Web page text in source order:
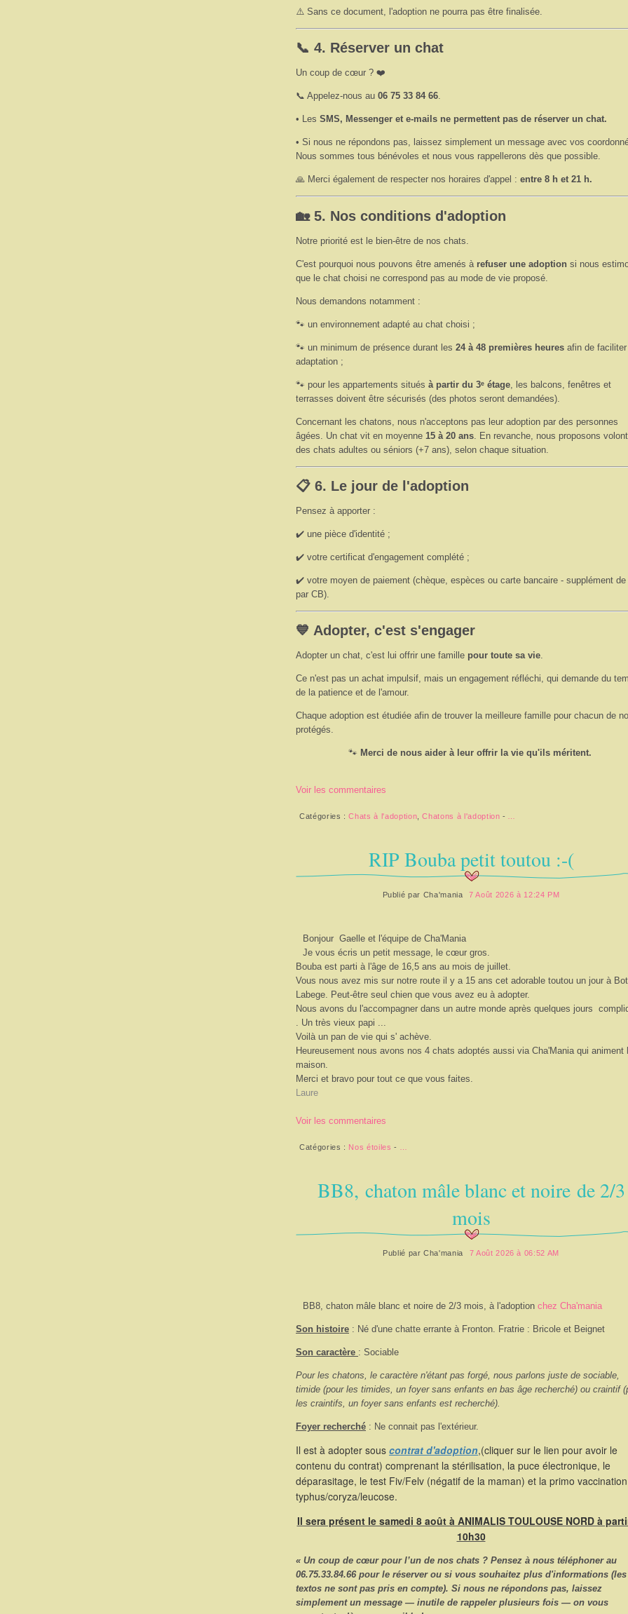
⚠️ Sans ce document, l'adoption ne pourra pas être finalisée.
📞 4. Réserver un chat
Un coup de cœur ? ❤️
📞 Appelez-nous au 06 75 33 84 66.
• Les SMS, Messenger et e-mails ne permettent pas de réserver un chat.
• Si nous ne répondons pas, laissez simplement un message avec vos
Nous sommes tous bénévoles et nous vous rappellerons dès que possible.
🙏 Merci également de respecter nos horaires d'appel : entre 8 h et 21 h.
🏡 5. Nos conditions d'adoption
Notre priorité est le bien-être de nos chats.
C'est pourquoi nous pouvons être amenés à refuser une adoption si nous
que le chat choisi ne correspond pas au mode de vie proposé.
Nous demandons notamment :
🐾 un environnement adapté au chat choisi ;
🐾 un minimum de présence durant les 24 à 48 premières heures afin de
adaptation ;
🐾 pour les appartements situés à partir du 3ᵉ étage , les balcons, fenêtres et
terrasses doivent être sécurisés (des photos seront demandées).
Concernant les chatons, nous n'acceptons pas leur adoption par des personnes
âgées. Un chat vit en moyenne 15 à 20 ans . En revanche, nous proposons
des chats adultes ou séniors (+7 ans), selon chaque situation.
📋 6. Le jour de l'adoption
Pensez à apporter :
✔️ une pièce d'identité ;
✔️ votre certificat d'engagement complété ;
✔️ votre moyen de paiement (chèque, espèces ou carte bancaire - supplément de
par CB).
💙 Adopter, c'est s'engager
Adopter un chat, c'est lui offrir une famille pour toute sa vie.
Ce n'est pas un achat impulsif, mais un engagement réfléchi, qui demande du
de la patience et de l'amour.
Chaque adoption est étudiée afin de trouver la meilleure famille pour chacun de
protégés.
🐾 Merci de nous aider à leur offrir la vie qu'ils méritent.
Voir les commentaires
Catégories :Chats à l'adoption,Chatons à l'adoption - …
RIP Bouba petit toutou :-(
Publié par Cha'mania 7 Août 2026 à 12:24 PM
Bonjour Gaelle et l'équipe de Cha'Mania
Je vous écris un petit message, le cœur gros.
Bouba est parti à l'âge de 16,5 ans au mois de juillet.
Vous nous avez mis sur notre route il y a 15 ans cet adorable toutou un jour à
Labege. Peut-être seul chien que vous avez eu à adopter.
Nous avons du l'accompagner dans un autre monde après quelques jours
. Un très vieux papi ...
Voilà un pan de vie qui s' achève.
Heureusement nous avons nos 4 chats adoptés aussi via Cha'Mania qui animent
maison.
Merci et bravo pour tout ce que vous faites.
Laure
Voir les commentaires
Catégories : Nos étoiles -
BB8, chaton mâle blanc et noire de 2/3
mois
Publié parCha'mania 7 Août 2026 à 06:52 AM
BB8, chaton mâle blanc et noire de 2/3 mois, à l'adoption chez Cha'mania
Son histoire : Né d'une chatte errante à Fronton. Fratrie : Bricole et Beignet
Son caractère : Sociable
Pour les chatons, le caractère n'étant pas forgé, nous parlons juste de sociable,
timide (pour les timides, un foyer sans enfants en bas âge recherché) ou craintif
les craintifs, un foyer sans enfants est recherché).
Foyer recherché : Ne connait pas l'extérieur.
Il est à adopter sous contrat d'adoption,(cliquer sur le lien pour avoir le
contenu du contrat) comprenant la stérilisation, la puce électronique, le
déparasitage, le test Fiv/Felv (négatif de la maman) et la primo vaccination
typhus/coryza/leucose.
Il sera présent le samedi 8 août à ANIMALIS TOULOUSE NORD à
10h30
« Un coup de cœur pour l’un de nos chats ? Pensez à nous téléphonerau
06.75.33.84.66 pour le réserver ou si vous souhaitez plus d'informations (les
textos ne sont pas pris en compte). Si nous ne répondons pas, laissez
simplement un message — inutile de rappeler plusieurs fois — on vous